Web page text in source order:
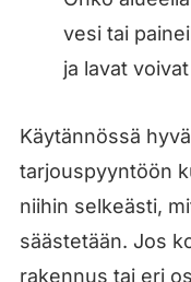
vesi tai
ja lavat
Käytännössä
tarjouspyyntöön
niihin selkeästi,
säästetään. Jos
rakennus tai eri